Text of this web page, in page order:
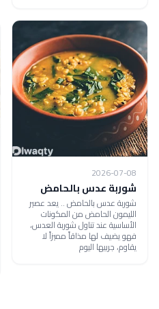
2026-07-08
شوربة عدس بالحامض
شوربة عدس بالحامض .. يعد عصير
الليمون الحامض من المكونات
الأساسية عند تناول شوربة العدس،
فهو يضيف لها مذاقاً مميزاً لا
يقاوم، جربيها اليوم